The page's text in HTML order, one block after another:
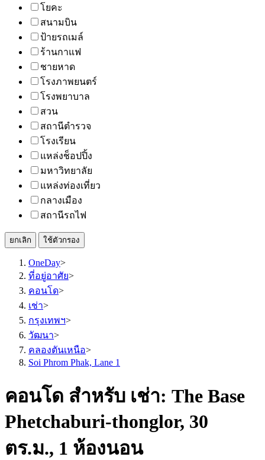
โยคะ
สนามบิน
ป้ายรถเมล์
ร้านกาแฟ
ชายหาด
โรงภาพยนตร์
โรงพยาบาล
สวน
สถานีตำรวจ
โรงเรียน
แหล่งช็อปปิ้ง
มหาวิทยาลัย
แหล่งท่องเที่ยว
กลางเมือง
สถานีรถไฟ
ยกเลิก ใช้ตัวกรอง
OneDay>
ที่อยู่อาศัย>
คอนโด>
เช่า>
กรุงเทพฯ>
วัฒนา>
คลองตันเหนือ>
Soi Phrom Phak, Lane 1
คอนโด สำหรับ เช่า: The Base
Phetchaburi-thonglor, 30
ตร.ม., 1 ห้องนอน